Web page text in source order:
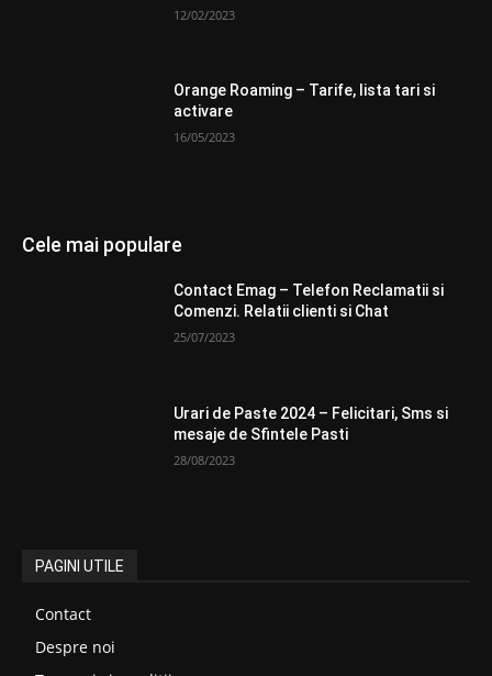
12/02/2023
Orange Roaming – Tarife, lista tari si
activare
16/05/2023
Cele mai populare
Contact Emag – Telefon Reclamatii si
Comenzi. Relatii clienti si Chat
25/07/2023
Urari de Paste 2024 – Felicitari, Sms si
mesaje de Sfintele Pasti
28/08/2023
PAGINI UTILE
Contact
Despre noi